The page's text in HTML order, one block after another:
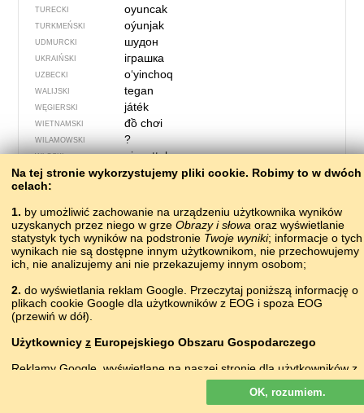
TURECKI oyuncak
TURKMEŃSKI oýunjak
UDMURCKI шудон
UKRAIŃSKI іграшка
UZBECKI oʻyinchoq
WALIJSKI tegan
WĘGIERSKI játék
WIETNAMSKI đồ chơi
WILAMOWSKI ?
WŁOSKI giocattolo
55 – całować
Na tej stronie wykorzystujemy pliki сookie. Robimy to w dwóch
celach:
1. by umożliwić zachowanie na urządzeniu użytkownika wyników
uzyskanych przez niego w grze Obrazy i słowa oraz wyświetlanie
statystyk tych wyników na podstronie Twoje wyniki; informacje o tych
wynikach nie są dostępne innym użytkownikom, nie przechowujemy
ich, nie analizujemy ani nie przekazujemy innym osobom;
2. do wyświetlania reklam Google. Przeczytaj poniższą informację o
plikach cookie Google dla użytkowników z EOG i spoza EOG
(przewiń w dół).
Użytkownicy z Europejskiego Obszaru Gospodarczego
Reklamy Google, wyświetlane na naszej stronie dla użytkowników z
są personalizowane. Chociaż reklamy te nie wykorzystują
plików cookie na potrzeby personalizacji reklam, to wykorzystują je,
by umożliwiać ograniczenie liczby wyświetleń, generowanie
OK, rozumiem.